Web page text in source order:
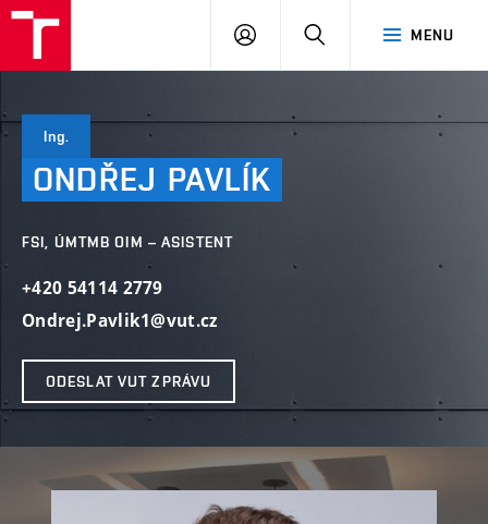
MENU
PŘIHLÁSIT
Ing.
ONDŘEJ PAVLÍK
FSI, ÚMTMB OIM – ASISTENT
+420 54114 2779
Ondrej.Pavlik1@vut.cz
ODESLAT VUT ZPRÁVU